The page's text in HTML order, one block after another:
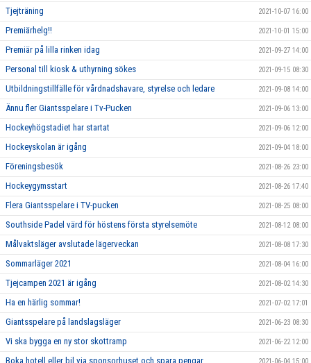
Tjejträning 2021-10-07 16:00
Premiärhelg!! 2021-10-01 15:00
Premiär på lilla rinken idag 2021-09-27 14:00
Personal till kiosk & uthyrning sökes 2021-09-15 08:30
Utbildningstillfälle för vårdnadshavare, styrelse och ledare 2021-09-08 14:00
Ännu fler Giantsspelare i Tv-Pucken 2021-09-06 13:00
Hockeyhögstadiet har startat 2021-09-06 12:00
Hockeyskolan är igång 2021-09-04 18:00
Föreningsbesök 2021-08-26 23:00
Hockeygymsstart 2021-08-26 17:40
Flera Giantsspelare i TV-pucken 2021-08-25 08:00
Southside Padel värd för höstens första styrelsemöte 2021-08-12 08:00
Målvaktsläger avslutade lägerveckan 2021-08-08 17:30
Sommarläger 2021 2021-08-04 16:00
Tjejcampen 2021 är igång 2021-08-02 14:30
Ha en härlig sommar! 2021-07-02 17:01
Giantsspelare på landslagsläger 2021-06-23 08:30
Vi ska bygga en ny stor skottramp 2021-06-22 12:00
Boka hotell eller bil via sponsorhuset och spara pengar 2021-06-04 15:00